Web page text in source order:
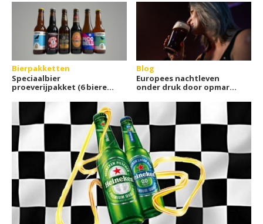
Bierpakketten
Speciaalbier
proeverijpakket (6 bieren)
Blog
Europees nachtleven
onder druk door opmars